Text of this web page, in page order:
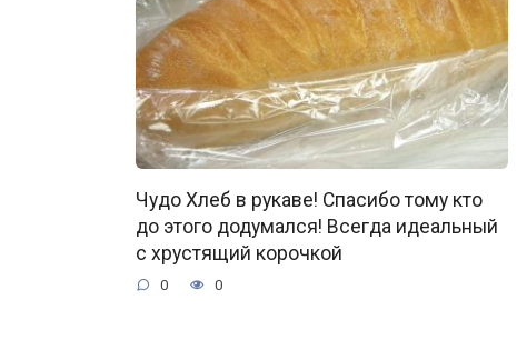
Чудо Хлеб в рукаве! Спасибо тому кто
до этого додумался! Всегда идеальный
с хрустящий корочкой
0 0